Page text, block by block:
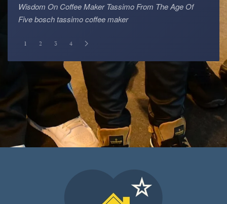
Wisdom On Coffee Maker Tassimo From The Age Of
Five bosch tassimo coffee maker
1 2 3 4